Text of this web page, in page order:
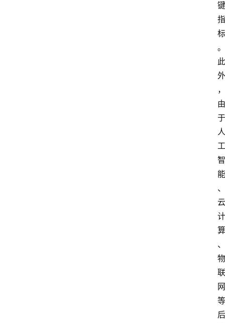
键
指
标
。
此
外
，
由
于
人
工
智
能
、
云
计
算
、
物
联
网
等
后